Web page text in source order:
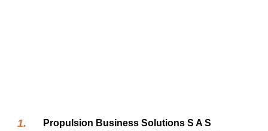
Propulsion Business Solutions S A S